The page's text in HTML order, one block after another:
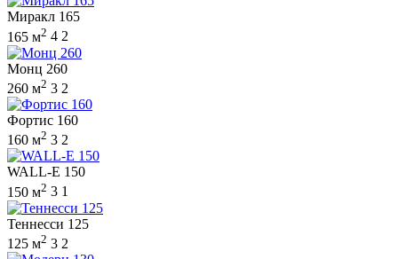
Миракл 165
165 м2 4 2
Монц 260
260 м2 3 2
Фортис 160
160 м2 3 2
WALL-E 150
150 м2 3 1
Теннесси 125
125 м2 3 2